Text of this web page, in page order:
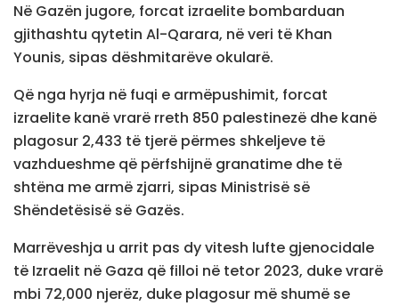
Në Gazën jugore, forcat izraelite bombarduan
gjithashtu qytetin Al-Qarara, në veri të Khan
Younis, sipas dëshmitarëve okularë.
Që nga hyrja në fuqi e armëpushimit, forcat
izraelite kanë vrarë rreth 850 palestinezë dhe kanë
plagosur 2,433 të tjerë përmes shkeljeve të
vazhdueshme që përfshijnë granatime dhe të
shtëna me armë zjarri, sipas Ministrisë së
Shëndetësisë së Gazës.
Marrëveshja u arrit pas dy vitesh lufte gjenocidale
të Izraelit në Gaza që filloi në tetor 2023, duke vrarë
mbi 72,000 njerëz, duke plagosur më shumë se